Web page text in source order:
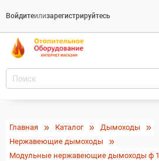
Войдитеилизарегистрируйтесь
Главная Каталог
Дымоходы
Нержавеющие дымоходы
Модульные нержавеющие дымоходы ф